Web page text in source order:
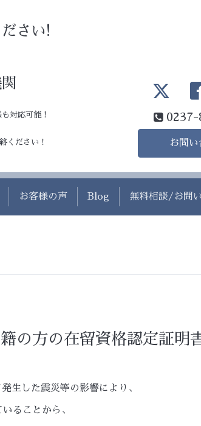
さい!
対応可能！
ください！
お問
お客様の声 Blog 無料相談/お問
の方の在留資格認定証明
生した震災等の影響により、
ることから、